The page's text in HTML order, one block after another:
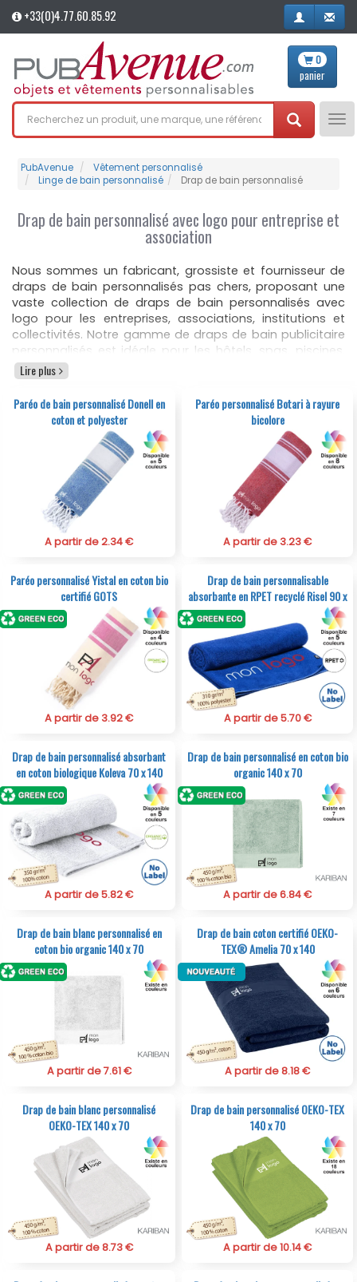
+33(0)4.77.60.85.92
0
panier
PubAvenue
Vêtement personnalisé
Linge de bain personnalisé
Drap de bain personnalisé
Drap de bain personnalisé avec logo pour entreprise et
association
Nous sommes un fabricant, grossiste et fournisseur de
draps de bain personnalisés pas chers, proposant une
vaste collection de draps de bain personnalisés avec
logo pour les entreprises, associations, institutions et
collectivités. Notre gamme de draps de bain publicitaire
personnalisés est idéale pour les hôtels, spas, piscines,
salles de bain, centres nautiques et salles de sport. Vous
trouverez dans notre catalogue une sélection de draps
de bain personnalisés professionnels en coton,
polyester, coton égyptien, peigné ou en nid d’abeille,
avec une absorption moelleuse, douce et agréable.
Lire plus
Paréo de bain personnalisé Donell en
coton et polyester
A partir de 2.34 €
Paréo personnalisé Botari à rayure
bicolore
A partir de 3.23 €
Paréo personnalisé Yistal en coton bio
certifié GOTS
A partir de 3.92 €
Drap de bain personnalisable
absorbante en RPET recyclé Risel 90 x
A partir de 5.70 €
Drap de bain personnalisé absorbant
en coton biologique Koleva 70 x 140
A partir de 5.82 €
Drap de bain personnalisé en coton bio
organic 140 x 70
A partir de 6.84 €
Drap de bain blanc personnalisé en
coton bio organic 140 x 70
A partir de 7.61 €
Drap de bain coton certifié OEKO-
TEX® Amelia 70 x 140
A partir de 8.18 €
Drap de bain blanc personnalisé
OEKO-TEX 140 x 70
A partir de 8.73 €
Drap de bain personnalisé OEKO-TEX
140 x 70
A partir de 10.14 €